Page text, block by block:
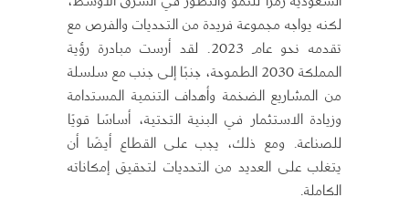
لكنه يواجه مجموعة فريدة من التحديات والفرص مع
تقدمه نحو عام 2023. لقد أرست مبادرة رؤية
المملكة 2030 الطموحة، جنبًا إلى جنب مع سلسلة
من المشاريع الضخمة وأهداف التنمية المستدامة
وزيادة الاستثمار في البنية التحتية، أساسًا قويًا
للصناعة. ومع ذلك، يجب على القطاع أيضًا أن
يتغلب على العديد من التحديات لتحقيق إمكاناته
الكاملة.